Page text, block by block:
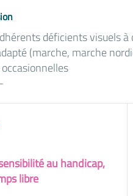
déficients visuels
(marche, marche
au handicap,
libre